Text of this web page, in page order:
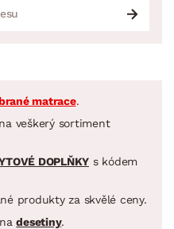
matrace.
veškerý sortiment
DOPLŇKY s kódem
produkty za skvělé ceny.
nadesetiny.